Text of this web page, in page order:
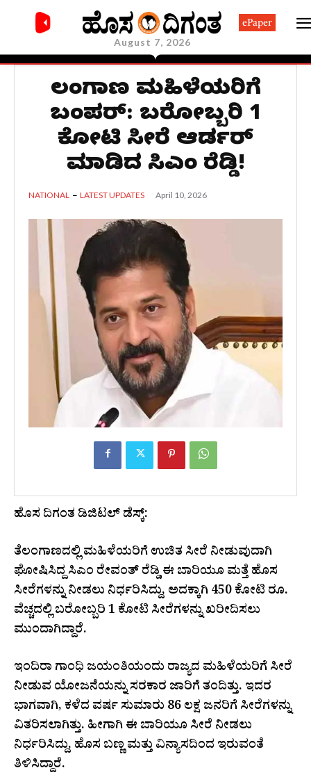
August 7, 2026
ePaper
ತೆಲಂಗಾಣ ಮಹಿಳೆಯರಿಗೆ
ಬಂಪರ್: ಬರೋಬ್ಬರಿ 1
ಕೋಟಿ ಸೀರೆ ಆರ್ಡರ್
ಮಾಡಿದ ಸಿಎಂ ರೆಡ್ಡಿ!
NATIONAL LATEST UPDATES April 10, 2026
ಹೊಸ ದಿಗಂತ ಡಿಜಿಟಲ್ ಡೆಸ್ಕ್:
ತೆಲಂಗಾಣದಲ್ಲಿ ಮಹಿಳೆಯರಿಗೆ ಉಚಿತ ಸೀರೆ ನೀಡುವುದಾಗಿ
ಘೋಷಿಸಿದ್ದ ಸಿಎಂ ರೇವಂತ್ ರೆಡ್ಡಿ ಈ ಬಾರಿಯೂ ಮತ್ತೆ ಹೊಸ
ಸೀರೆಗಳನ್ನು ನೀಡಲು ನಿರ್ಧರಿಸಿದ್ದು, ಅದಕ್ಕಾಗಿ 450 ಕೋಟಿ ರೂ.
ವೆಚ್ಚದಲ್ಲಿ ಬರೋಬ್ಬರಿ 1 ಕೋಟಿ ಸೀರೆಗಳನ್ನು ಖರೀದಿಸಲು
ಮುಂದಾಗಿದ್ದಾರೆ.
ಇಂದಿರಾ ಗಾಂಧಿ ಜಯಂತಿಯಂದು ರಾಜ್ಯದ ಮಹಿಳೆಯರಿಗೆ ಸೀರೆ
ನೀಡುವ ಯೋಜನೆಯನ್ನು ಸರಕಾರ ಜಾರಿಗೆ ತಂದಿತ್ತು. ಇದರ
ಭಾಗವಾಗಿ, ಕಳೆದ ವರ್ಷ ಸುಮಾರು 86 ಲಕ್ಷ ಜನರಿಗೆ ಸೀರೆಗಳನ್ನು
ವಿತರಿಸಲಾಗಿತ್ತು. ಹೀಗಾಗಿ ಈ ಬಾರಿಯೂ ಸೀರೆ ನೀಡಲು
ನಿರ್ಧರಿಸಿದ್ದು, ಹೊಸ ಬಣ್ಣ ಮತ್ತು ವಿನ್ಯಾಸದಿಂದ ಇರುವಂತೆ
ತಿಳಿಸಿದ್ದಾರೆ.